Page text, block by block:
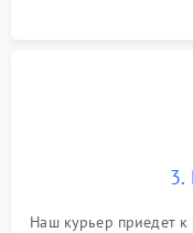
3.
Наш курьер приедет